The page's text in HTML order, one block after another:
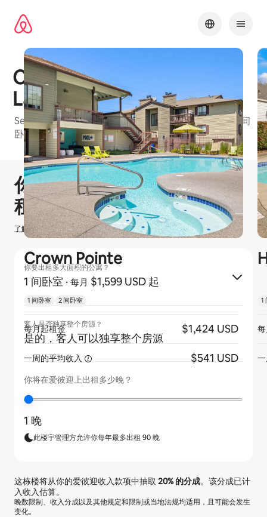
Cascadia at Fairwood
Landing
Seattle Metro的爱彼迎友好型公寓楼，有1 间卧室和2 间
卧室等可订单元
显示 0 项中的 0 项
1 / 17
你可以赚取$0 在爱彼迎出
租房源
了解我们如何估算你的收入
你要出租多大面积的公寓？
1 间卧室 · 每月 $1,599 USD 起
客人是否独享整个房源？
是的，客人可以独享整个房源
你将在爱彼迎上出租多少晚？
1 晚
此楼宇管理方允许你每年最多出租 90 晚
这栋楼将从你的爱彼迎收入款项中抽取 20%的分成。该分成已计
入收入估算。
晚数限制、收入分成以及其他规定和限制或当地法规均适用，且可能会发生
变化。
Crown Pointe
1 间卧室 2 间卧室
每月起租金 $1,424 USD
一周的平均收入 $541 USD
1